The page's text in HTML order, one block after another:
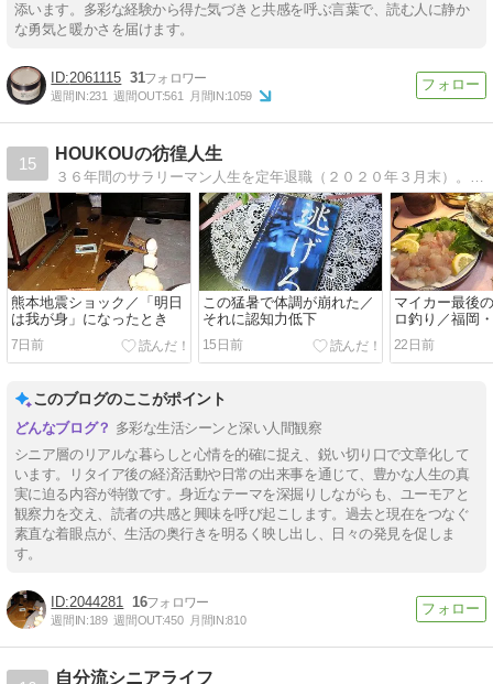
添います。多彩な経験から得た気づきと共感を呼ぶ言葉で、読む人に静か
な勇気と暖かさを届けます。
2061115 31
週間IN:231 週間OUT:561 月間IN:1059
15
HOUKOUの彷徨人生
３６年間のサラリーマン人生を定年退職（２０２０年３月末）。その後しぶとく短時間再任用で仕事していますが、いつまで続くことやら。読書、音楽、釣り、旅行、定年その後などについて書いていこうと思っています。
熊本地震ショック／「明日
は我が身」になったとき
7日前
この猛暑で体調が崩れた／
それに認知力低下
15日前
マイカー最後
ロ釣り／福岡
22日前
このブログのここがポイント
多彩な生活シーンと深い人間観察
シニア層のリアルな暮らしと心情を的確に捉え、鋭い切り口で文章化して
います。リタイア後の経済活動や日常の出来事を通じて、豊かな人生の真
実に迫る内容が特徴です。身近なテーマを深掘りしながらも、ユーモアと
観察力を交え、読者の共感と興味を呼び起こします。過去と現在をつなぐ
素直な着眼点が、生活の奥行きを明るく映し出し、日々の発見を促しま
す。
2044281 16
週間IN:189 週間OUT:450 月間IN:810
自分流シニアライフ